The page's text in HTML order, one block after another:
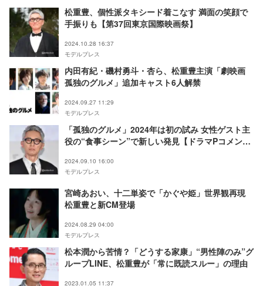
松重豊、個性派タキシード着こなす 満面の笑顔で
手振りも【第37回東京国際映画祭】
2024.10.28 16:37
モデルプレス
内田有紀・磯村勇斗・杏ら、松重豊主演「劇映画
孤独のグルメ」追加キャスト6人解禁
2024.09.27 11:29
モデルプレス
「孤独のグルメ」2024年は初の試み 女性ゲスト主
役の“食事シーン”で新しい発見【ドラマPコメン
2024.09.10 16:00
モデルプレス
宮崎あおい、十二単姿で「かぐや姫」世界観再現
松重豊と新CM登場
2024.08.29 04:00
モデルプレス
松本潤から苦情？「どうする家康」“男性陣のみ”グ
ループLINE、松重豊が「常に既読スルー」の理由
2023.01.05 11:37